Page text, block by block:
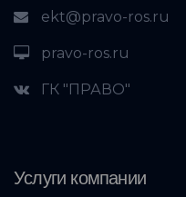
ekt@pravo-ros.ru
pravo-ros.ru
ГК "ПРАВО"
Услуги компании